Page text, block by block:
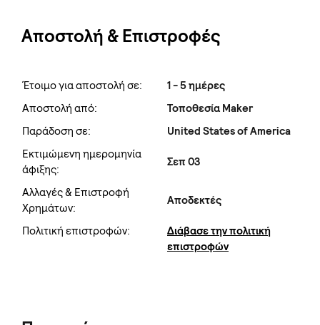
Αποστολή & Επιστροφές
Έτοιμο για αποστολή σε:
1 - 5 ημέρες
Αποστολή από:
Τοποθεσία Maker
Παράδοση σε:
United States of America
Εκτιμώμενη ημερομηνία
άφιξης:
Σεπ 03
Αλλαγές & Επιστροφή
Χρημάτων:
Αποδεκτές
Πολιτική επιστροφών:
Διάβασε την πολιτική
επιστροφών